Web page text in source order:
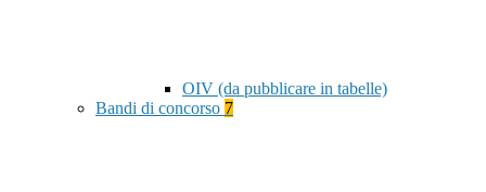
OIV (da pubblicare in tabelle)
Bandi di concorso 7